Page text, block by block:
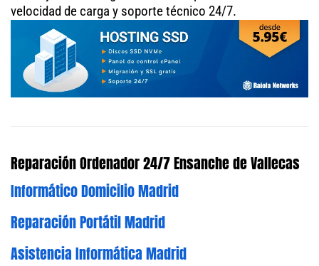
velocidad de carga y soporte técnico 24/7.
Reparación Ordenador 24/7 Ensanche de Vallecas
Informático Domicilio Madrid
Reparación Portátil Madrid
Asistencia Informática Madrid